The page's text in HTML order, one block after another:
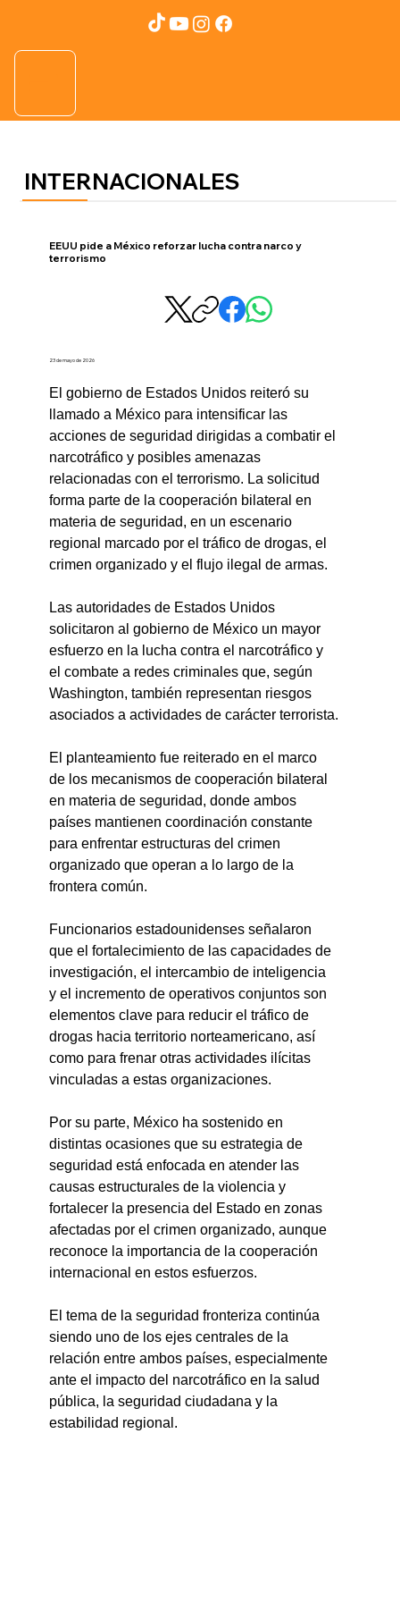
INTERNACIONALES
EEUU pide a México reforzar lucha contra narco y
terrorismo
23 de mayo de 2026
El gobierno de Estados Unidos reiteró su
llamado a México para intensificar las
acciones de seguridad dirigidas a combatir el
narcotráfico y posibles amenazas
relacionadas con el terrorismo. La solicitud
forma parte de la cooperación bilateral en
materia de seguridad, en un escenario
regional marcado por el tráfico de drogas, el
crimen organizado y el flujo ilegal de armas.
Las autoridades de Estados Unidos
solicitaron al gobierno de México un mayor
esfuerzo en la lucha contra el narcotráfico y
el combate a redes criminales que, según
Washington, también representan riesgos
asociados a actividades de carácter terrorista.
El planteamiento fue reiterado en el marco
de los mecanismos de cooperación bilateral
en materia de seguridad, donde ambos
países mantienen coordinación constante
para enfrentar estructuras del crimen
organizado que operan a lo largo de la
frontera común.
Funcionarios estadounidenses señalaron
que el fortalecimiento de las capacidades de
investigación, el intercambio de inteligencia
y el incremento de operativos conjuntos son
elementos clave para reducir el tráfico de
drogas hacia territorio norteamericano, así
como para frenar otras actividades ilícitas
vinculadas a estas organizaciones.
Por su parte, México ha sostenido en
distintas ocasiones que su estrategia de
seguridad está enfocada en atender las
causas estructurales de la violencia y
fortalecer la presencia del Estado en zonas
afectadas por el crimen organizado, aunque
reconoce la importancia de la cooperación
internacional en estos esfuerzos.
El tema de la seguridad fronteriza continúa
siendo uno de los ejes centrales de la
relación entre ambos países, especialmente
ante el impacto del narcotráfico en la salud
pública, la seguridad ciudadana y la
estabilidad regional.